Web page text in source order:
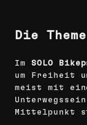
Die
Im SOLO
um Freiheit
meist mit
Mittelpunkt